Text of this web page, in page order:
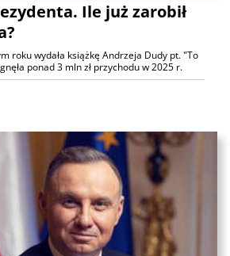
Ile już zarobił
roku wydała książkę Andrzeja Dudy pt. "To
ponad 3 mln zł przychodu w 2025 r.